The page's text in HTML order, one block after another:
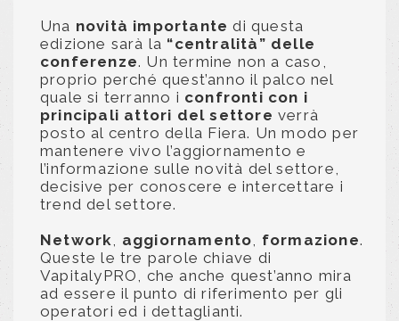
Una novità importante di questa
edizione sarà la “centralità” delle
conferenze. Un termine non a caso,
proprio perché quest’anno il palco nel
quale si terranno i confronti con i
principali attori del settore verrà
posto al centro della Fiera. Un modo per
mantenere vivo l’aggiornamento e
l’informazione sulle novità del settore,
decisive per conoscere e intercettare i
trend del settore.
Network
aggiornamento formazione.
Queste le tre parole chiave di
VapitalyPRO, che anche quest’anno mira
ad essere il punto di riferimento per gli
operatori ed i dettaglianti.